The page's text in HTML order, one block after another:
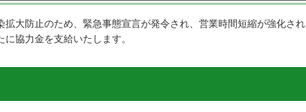
拡大防止のため、緊急事態宣言が発令され、営業時間短縮が強化さ
協力金を支給いたします。